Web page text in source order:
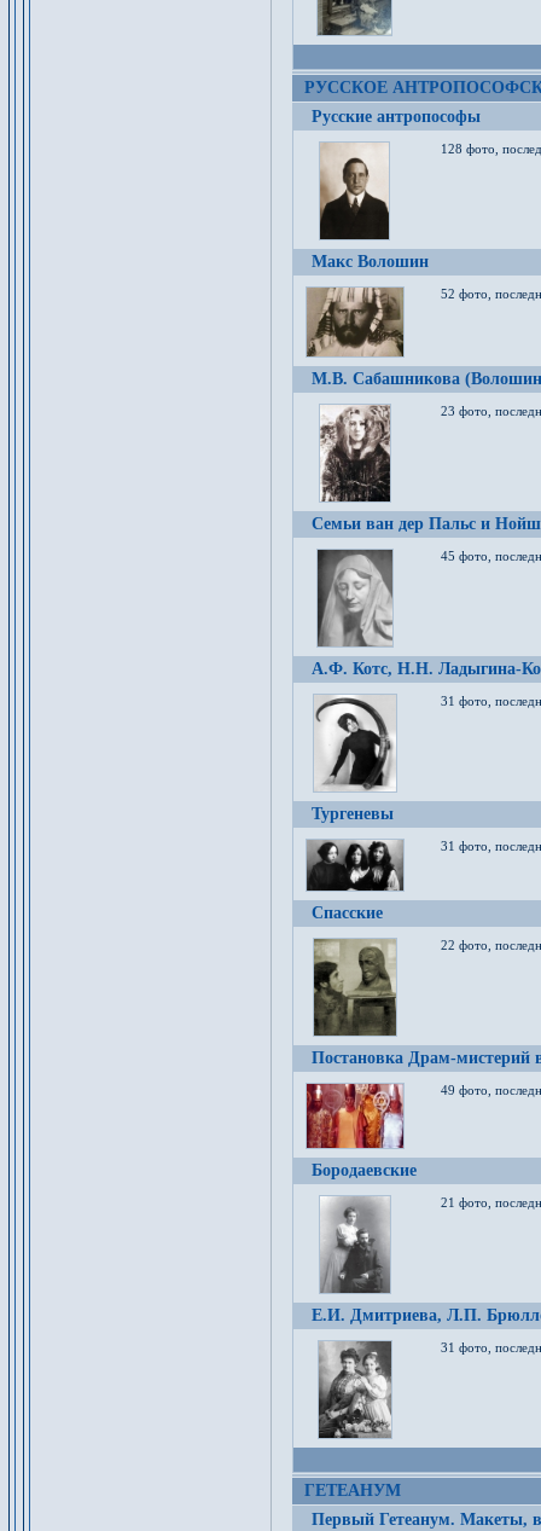
РУССКОЕ
Русские антропософы
128 фото,
Макс Волошин
52 фото,
М.В. Сабашникова
23 фото,
Семьи ван дер Пальс и
45 фото,
А.Ф. Котс, Н.Н. Ладыгина-
31 фото,
Тургеневы
31 фото,
Спасские
22 фото,
Постановка Драм-мистерий
49 фото,
Бородаевские
21 фото,
Е.И. Дмитриева, Л.П.
31 фото,
ГЕТЕАНУМ
Первый Гетеанум. Макеты,